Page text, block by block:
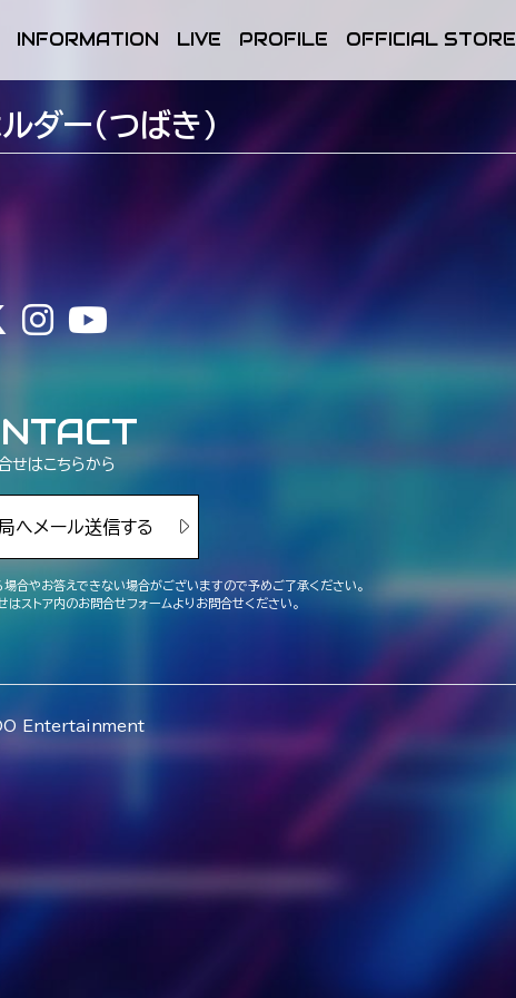
INFORMATION LIVE PROFILE OFFICIAL STORE
ダー（つばき）
せはこちらから
へメール送信する
場合やお答えできない場合がございますので予めご了承ください。
はストア内のお問合せフォームよりお問合せください。
Entertainment